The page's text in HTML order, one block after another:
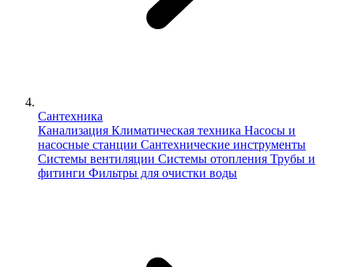
Сантехника
Канализация Климатическая техника Насосы и
насосные станции Сантехнические инструменты
Системы вентиляции Системы отопления Трубы и
фитинги Фильтры для очистки воды